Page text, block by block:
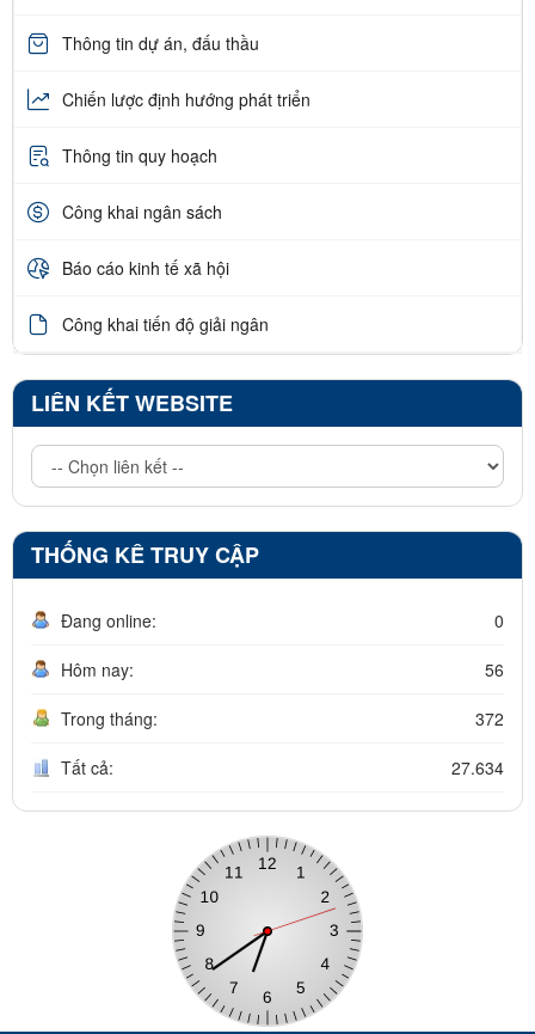
Thông tin dự án, đấu thầu
Chiến lược định hướng phát triển
Thông tin quy hoạch
Công khai ngân sách
Báo cáo kinh tế xã hội
Công khai tiến độ giải ngân
LIÊN KẾT WEBSITE
THỐNG KÊ TRUY CẬP
Đang online: 0
Hôm nay: 56
Trong tháng: 372
Tất cả: 27.634